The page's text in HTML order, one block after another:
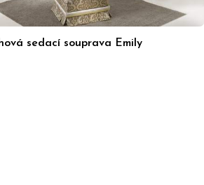
sedací souprava Emily